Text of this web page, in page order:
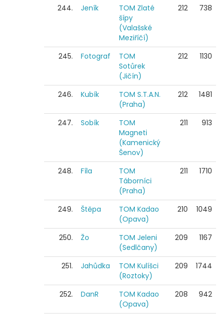
244. Jeník
TOM Zlaté
šípy
(Valašské
Meziříčí)
212 738
245. Fotograf
TOM
Sotůrek
(Jičín)
212 1130
246. Kubík
TOM S.T.A.N.
(Praha)
212 1481
247. Sobík
TOM
Magneti
(Kamenický
Šenov)
211 913
248. Fíla
TOM
Táborníci
(Praha)
211 1710
249. Štěpa
TOM Kadao
(Opava)
210 1049
250. Žo
TOM Jeleni
(Sedlčany)
209 1167
251. Jahůdka
TOM Kulíšci
(Roztoky)
209 1744
252. DanR
TOM Kadao
(Opava)
208 942